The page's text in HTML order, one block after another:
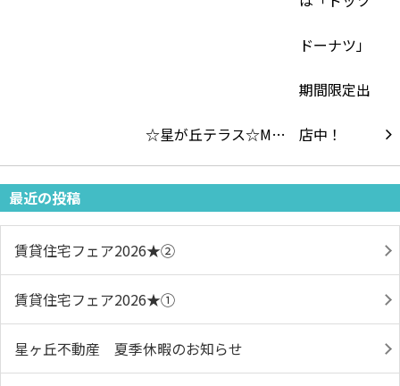
☆星が丘テラス☆M…
最近の投稿
賃貸住宅フェア2026★➁
賃貸住宅フェア2026★①
星ヶ丘不動産 夏季休暇のお知らせ